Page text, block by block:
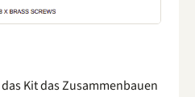
Kit das Zusammenbauen